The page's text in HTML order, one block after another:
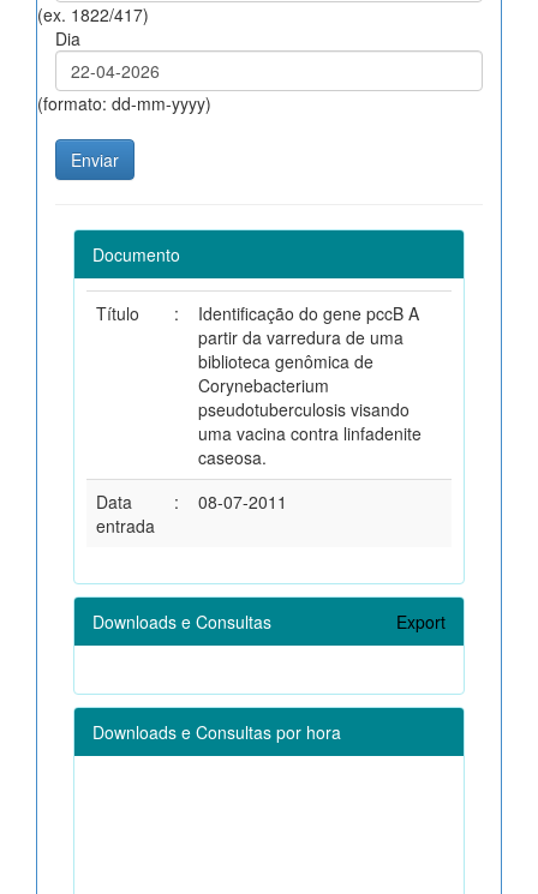
(ex. 1822/417)
Dia
(formato: dd-mm-yyyy)
Documento
Título :
Identificação do gene pccB A
partir da varredura de uma
biblioteca genômica de
Corynebacterium
pseudotuberculosis visando
uma vacina contra linfadenite
caseosa.
Data
entrada
: 08-07-2011
Downloads e Consultas Export
Downloads e Consultas por hora